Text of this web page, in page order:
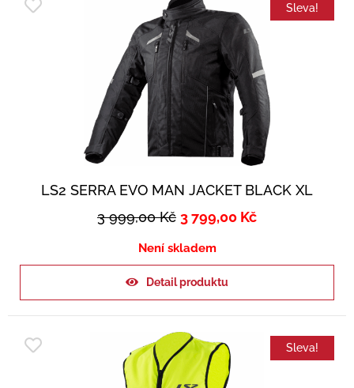
Sleva!
LS2 SERRA EVO MAN JACKET BLACK XL
3 999,00Kč 3 799,00 Kč
Není skladem
Detail produktu
Sleva!